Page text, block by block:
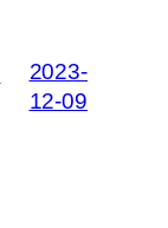
2023-
12-09